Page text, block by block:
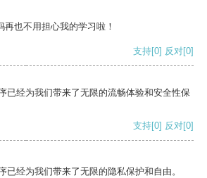
也不用担心我的学习啦！
支持[0] 反对[0]
已经为我们带来了无限的流畅体验和安全性保
支持[0] 反对[0]
已经为我们带来了无限的隐私保护和自由。